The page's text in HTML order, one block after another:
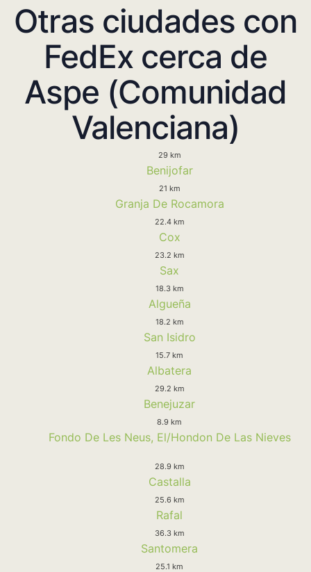
Otras ciudades con
FedEx cerca de
Aspe (Comunidad
Valenciana)
29 km
Benijofar
21 km
Granja De Rocamora
22.4 km
Cox
23.2 km
Sax
18.3 km
Algueña
18.2 km
San Isidro
15.7 km
Albatera
29.2 km
Benejuzar
8.9 km
Fondo De Les Neus, El/Hondon De Las Nieves
28.9 km
Castalla
25.6 km
Rafal
36.3 km
Santomera
25.1 km